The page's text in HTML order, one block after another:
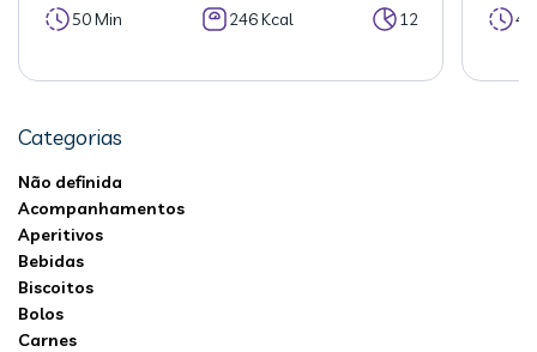
50 Min 246 Kcal 12
Categorias
Não definida
Acompanhamentos
Aperitivos
Bebidas
Biscoitos
Bolos
Carnes